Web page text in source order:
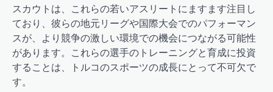
スカウトは、これらの若いアスリートにますます注目し
ており、彼らの地元リーグや国際大会でのパフォーマン
スが、より競争の激しい環境での機会につながる可能性
があります。これらの選手のトレーニングと育成に投資
することは、トルコのスポーツの成長にとって不可欠で
す。